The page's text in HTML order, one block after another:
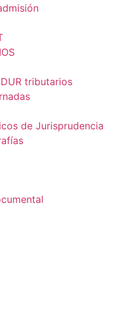
tributarios
de Jurisprudencia